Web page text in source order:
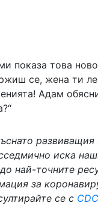
показа това
се, жена ти
Адам
развиващия
седмично иска
най-точните
за
се с CDC